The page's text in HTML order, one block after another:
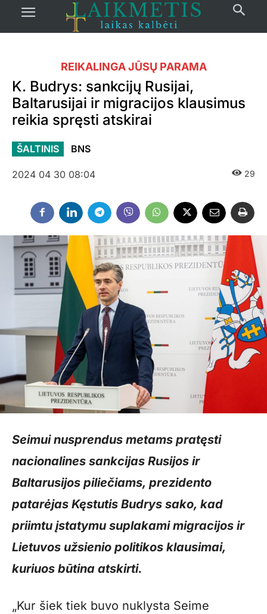
REIKALINGA JŪSŲ PARAMA
K. Budrys: sankcijų Rusijai,
Baltarusijai ir migracijos klausimus
reikia spręsti atskirai
ŠALTINIS BNS
2024 04 30 08:04 29
Seimui nusprendus metams pratęsti
nacionalines sankcijas Rusijos ir
Baltarusijos piliečiams, prezidento
patarėjas Kęstutis Budrys sako, kad
priimtu įstatymu suplakami migracijos ir
Lietuvos užsienio politikos klausimai,
kuriuos būtina atskirti.
„Kur šiek tiek buvo nuklysta Seime